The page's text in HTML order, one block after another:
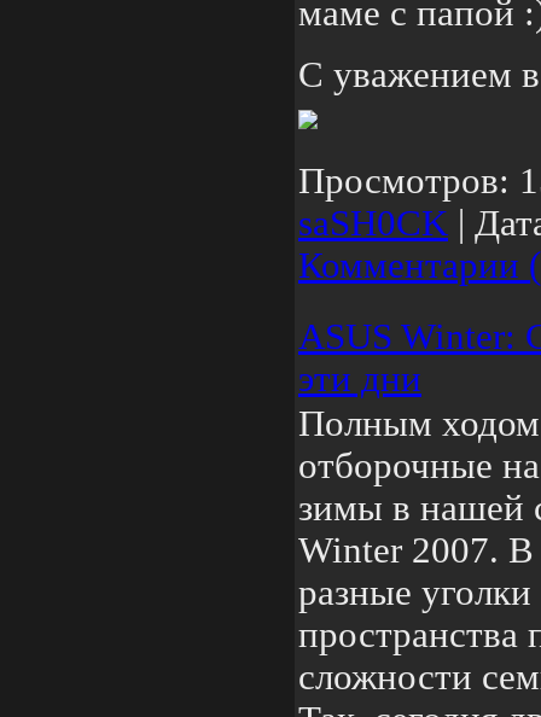
маме с папой
С уважением
Просмотров:
saSH0CK
Комментарии
ASUS Winter:
эти дни
Полным ходом
отборочные
зимы в нашей
Winter 2007.
разные уголки
сложности